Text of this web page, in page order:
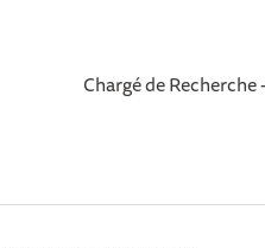
Chargé de